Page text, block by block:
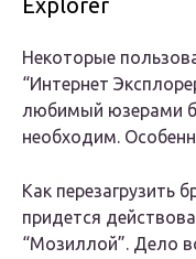
Explorer
Некоторые
“Интернет
любимый юзерами
необходим.
Как перезагрузить
придется
“Мозиллой”. Дело